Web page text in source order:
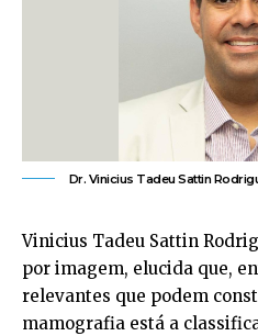
Dr. Vinicius Tadeu Sattin
Vinicius Tadeu Sattin
por imagem, elucida que,
relevantes que podem
mamografia está a